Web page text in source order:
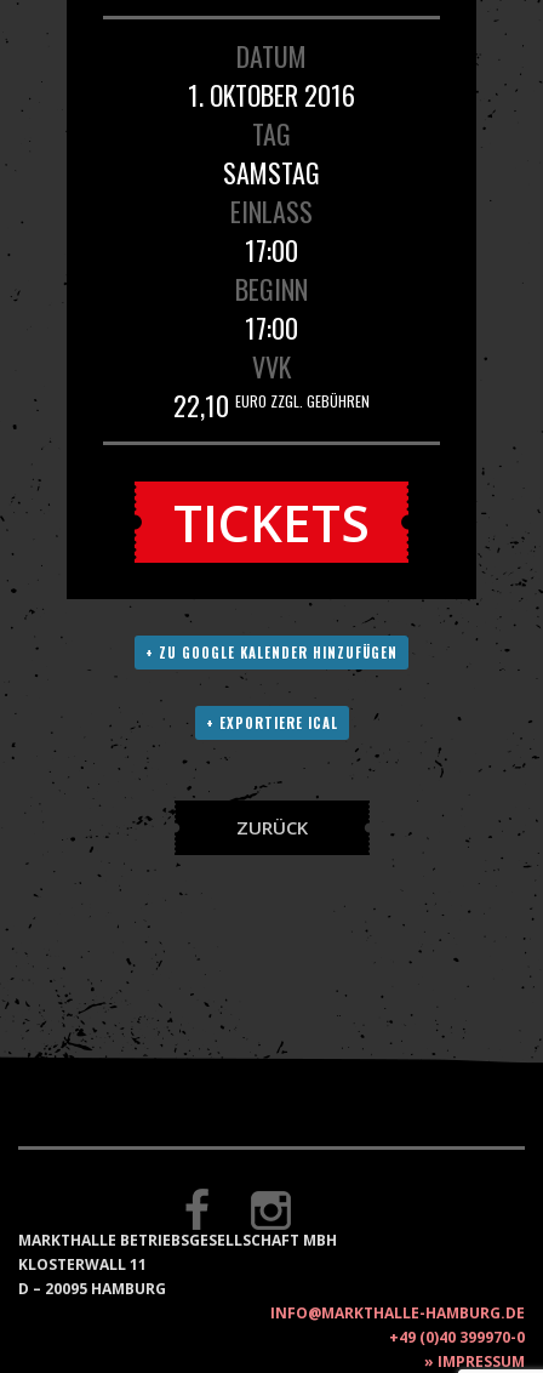
DATUM
1. OKTOBER 2016
TAG
SAMSTAG
EINLASS
17:00
BEGINN
17:00
VVK
22,10 EURO ZZGL. GEBÜHREN
TICKETS
+ ZU GOOGLE KALENDER HINZUFÜGEN
+ EXPORTIERE ICAL
ZURÜCK
MARKTHALLE BETRIEBSGESELLSCHAFT MBH
KLOSTERWALL 11
D – 20095 HAMBURG
INFO@MARKTHALLE-HAMBURG.DE
+49 (0)40 399970-0
IMPRESSUM